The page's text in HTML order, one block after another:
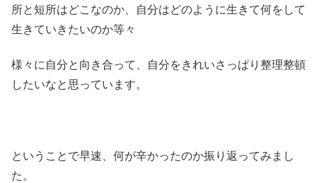
所と短所はどこなのか、自分はどのように生きて何をして
生きていきたいのか等々
様々に自分と向き合って、自分をきれいさっぱり整理整頓
したいなと思っています。
ということで早速、何が辛かったのか振り返ってみまし
た。